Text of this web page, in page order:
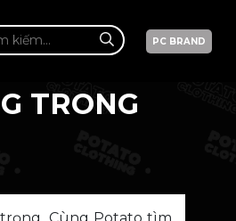
PC BRAND
TRONG